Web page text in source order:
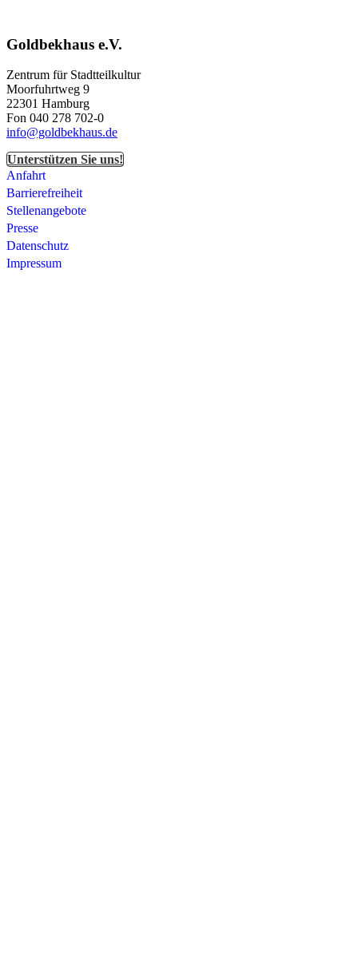
Goldbekhaus e.V.
Zentrum für Stadtteilkultur
Moorfuhrtweg 9
22301 Hamburg
Fon 040 278 702-0
info@goldbekhaus.de
Unterstützen Sie uns!
Anfahrt
Barrierefreiheit
Stellenangebote
Presse
Datenschutz
Impressum